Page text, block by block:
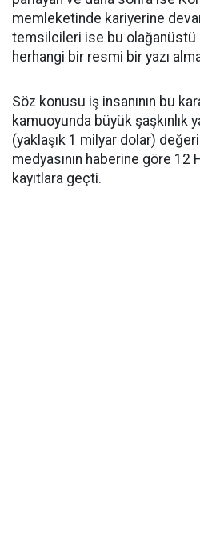
memleketinde kariyerine
temsilcileri ise bu olağanüstü
herhangi bir resmi bir yazı
Söz konusu iş insanının bu
kamuoyunda büyük şaşkınlık
(yaklaşık 1 milyar dolar)
medyasının haberine göre 12
kayıtlara geçti.